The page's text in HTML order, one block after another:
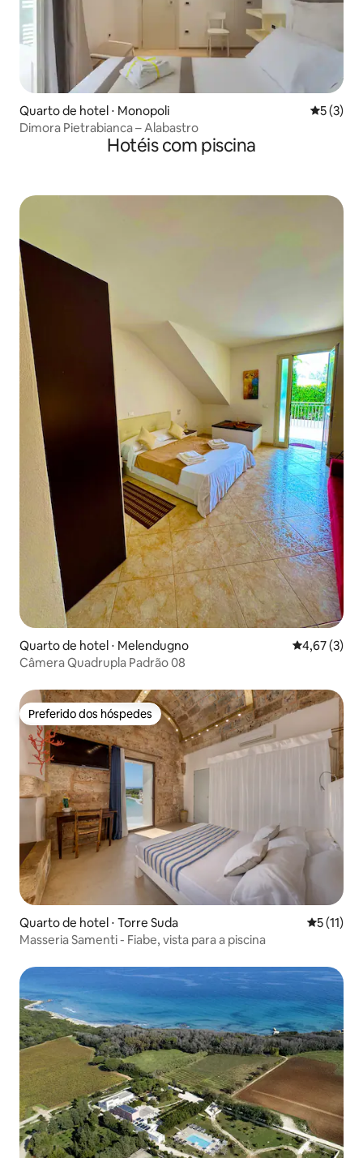
Quarto de hotel ⋅ Monopoli 5 de
5 (3)
Dimora Pietrabianca – Alabastro
Hotéis com piscina
Quarto de hotel ⋅ Melendugno 4,67 de
4,67 (3)
Câmera Quadrupla Padrão 08
Preferido dos hóspedes
Preferido dos hóspedes
Quarto de hotel ⋅ Torre Suda 5 de uma
5 (11)
Masseria Samenti - Fiabe, vista para a piscina